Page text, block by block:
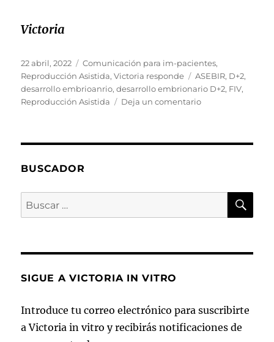
Victoria
Publicado
el
22 abril, 2022 Categorías
Comunicación para im-pacientes,
Reproducción Asistida,Victoria responde Etiquetas
ASEBIR, D+2,
desarrollo embrioanrio,desarrollo embrionario D+2, FIV,
Reproducción Asistida
Deja un comentarioen
BUSCADOR
Buscar
por:
SIGUE A VICTORIA IN VITRO
Introduce tu correo electrónico para suscribirte
a Victoria in vitro y recibirás notificaciones de